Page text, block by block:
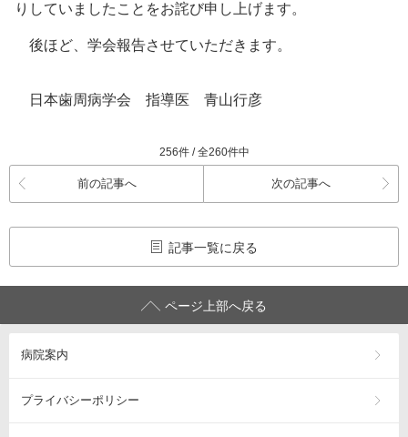
りしていましたことをお詫び申し上げます。
後ほど、学会報告させていただきます。
日本歯周病学会 指導医 青山行彦
256件 / 全260件中
前の記事へ 次の記事へ
記事一覧に戻る
ページ上部へ戻る
病院案内
プライバシーポリシー